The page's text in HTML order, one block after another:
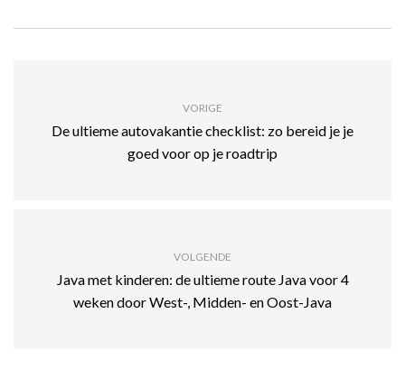
VORIGE
De ultieme autovakantie checklist: zo bereid je je
goed voor op je roadtrip
VOLGENDE
Java met kinderen: de ultieme route Java voor 4
weken door West-, Midden- en Oost-Java